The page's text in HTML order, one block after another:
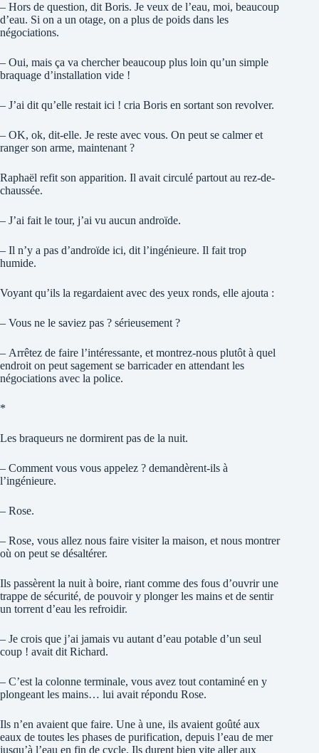
– Hors de question, dit Boris. Je veux de l’eau, moi, beaucoup
d’eau. Si on a un otage, on a plus de poids dans les
négociations.
– Oui, mais ça va chercher beaucoup plus loin qu’un simple
braquage d’installation vide !
– J’ai dit qu’elle restait ici ! cria Boris en sortant son revolver.
– OK, ok, dit-elle. Je reste avec vous. On peut se calmer et
ranger son arme, maintenant ?
Raphaël refit son apparition. Il avait circulé partout au rez-de-
chaussée.
– J’ai fait le tour, j’ai vu aucun androïde.
– Il n’y a pas d’androïde ici, dit l’ingénieure. Il fait trop
humide.
Voyant qu’ils la regardaient avec des yeux ronds, elle ajouta :
– Vous ne le saviez pas ? sérieusement ?
– Arrêtez de faire l’intéressante, et montrez-nous plutôt à quel
endroit on peut sagement se barricader en attendant les
négociations avec la police.
*
Les braqueurs ne dormirent pas de la nuit.
– Comment vous vous appelez ? demandèrent-ils à
l’ingénieure.
– Rose.
– Rose, vous allez nous faire visiter la maison, et nous montrer
où on peut se désaltérer.
Ils passèrent la nuit à boire, riant comme des fous d’ouvrir une
trappe de sécurité, de pouvoir y plonger les mains et de sentir
un torrent d’eau les refroidir.
– Je crois que j’ai jamais vu autant d’eau potable d’un seul
coup ! avait dit Richard.
– C’est la colonne terminale, vous avez tout contaminé en y
plongeant les mains… lui avait répondu Rose.
Ils n’en avaient que faire. Une à une, ils avaient goûté aux
eaux de toutes les phases de purification, depuis l’eau de mer
jusqu’à l’eau en fin de cycle. Ils durent bien vite aller aux